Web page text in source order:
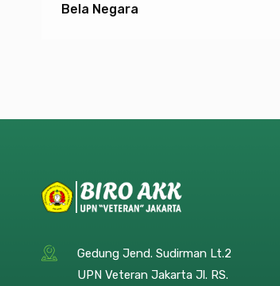
Bela Negara
Gedung Jend. Sudirman Lt.2
UPN Veteran Jakarta Jl. RS.